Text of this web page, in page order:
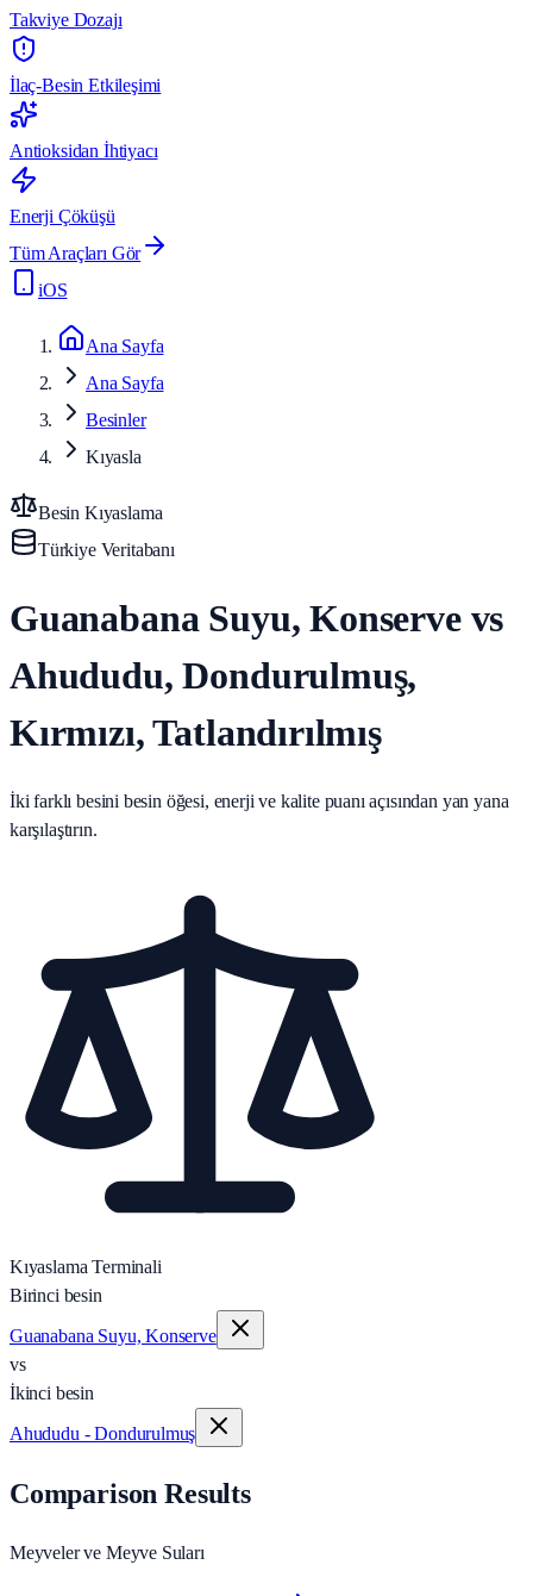
Takviye Dozajı
İlaç-Besin Etkileşimi
Antioksidan İhtiyacı
Enerji Çöküşü
Tüm Araçları Gör
iOS
Ana Sayfa
Ana Sayfa
Besinler
Kıyasla
Besin Kıyaslama
Türkiye Veritabanı
Guanabana Suyu, Konserve vs
Ahududu, Dondurulmuş,
Kırmızı, Tatlandırılmış
İki farklı besini besin öğesi, enerji ve kalite puanı açısından yan yana
karşılaştırın.
Kıyaslama Terminali
Birinci besin
Guanabana Suyu, Konserve
vs
İkinci besin
Ahududu - Dondurulmuş
Comparison Results
Meyveler ve Meyve Suları